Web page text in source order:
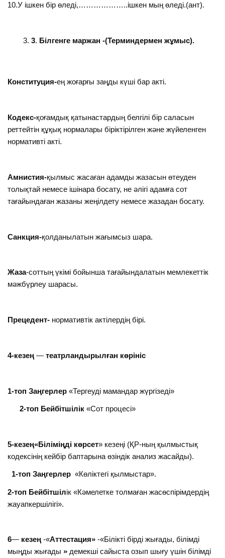
10.У ішкен бір өледі,………………..ішкен мың өледі.(ант).
3. Білгенге маржан -(Терминдермен жұмыс).
Конституция-ең жоғарғы заңды күші бар акті.
Кодекс-қоғамдық қатынастардың белгілі бір саласын
реттейтін құқық нормалары біріктірілген және жүйеленген
нормативті акті.
Амнистия-қылмыс жасаған адамды жазасын өтеуден
толықтай немесе ішінара босату, не әлігі адамға сот
тағайындаған жазаны жеңілдету немесе жазадан босату.
Санкция-қолданылатын жағымсыз шара.
Жаза-соттың үкімі бойынша тағайындалатын мемлекеттік
мәжбүрлеу шарасы.
Прецедент- нормативтік актілердің бірі.
4-кезең —театрландырылған көрініс
1-топ Заңгерлер «Тергеуді мамандар жүргізеді»
2-топ Бейбітшілік «Сот процесі»
5-кезең«Біліміңді көрсет» кезеңі (ҚР-ның қылмыстық
кодексінің кейбір баптарына өзіндік анализ жасайды).
1-топ Заңгерлер «Көліктегі қылмыстар».
2-топ Бейбітшілік «Кәмелетке толмаған жасөспірімдердің
жауапкершілігі».
6— кезең -«Аттестация» -«Білікті бірді жығады, білімді
мыңды жығады »демекші сайыста озып шығу үшін білімді